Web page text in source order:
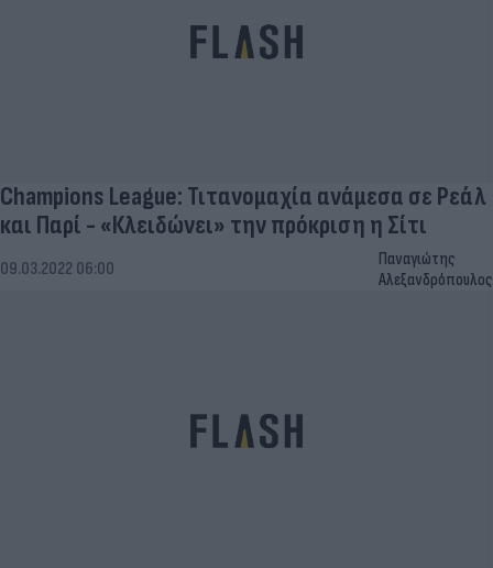
Champions League: Τιτανομαχία ανάμεσα σε Ρεάλ
και Παρί - «Κλειδώνει» την πρόκριση η Σίτι
09.03.2022 06:00
Παναγιώτης
Αλεξανδρόπουλος